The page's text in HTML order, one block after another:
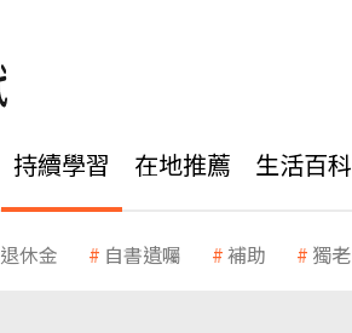
持續學習 在地推薦 生活百科
退休金 自書遺囑 補助 獨老